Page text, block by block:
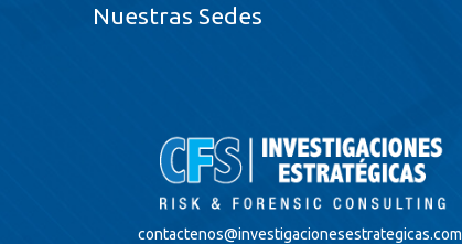
Nuestras Sedes
contactenos@investigacionesestrategicas.com